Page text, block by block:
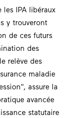
les IPA libéraux
y trouveront
de ces futurs
des
relève des
maladie
, assure la
avancée
statutaire